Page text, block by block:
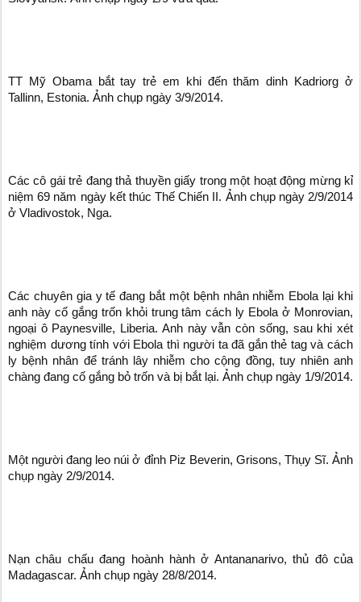
TT Mỹ Obama bắt tay trẻ em khi đến thăm dinh Kadriorg ở
Tallinn, Estonia. Ảnh chụp ngày 3/9/2014.
Các cô gái trẻ đang thả thuyền giấy trong một hoạt động mừng kỉ
niệm 69 năm ngày kết thúc Thế Chiến II. Ảnh chụp ngày 2/9/2014
ở Vladivostok, Nga.
Các chuyên gia y tế đang bắt một bệnh nhân nhiễm Ebola lại khi
anh này cố gắng trốn khỏi trung tâm cách ly Ebola ở Monrovian,
ngoại ô Paynesville, Liberia. Anh này vẫn còn sống, sau khi xét
nghiệm dương tính với Ebola thì người ta đã gắn thẻ tag và cách
ly bệnh nhân để tránh lây nhiễm cho cộng đồng, tuy nhiên anh
chàng đang cố gắng bỏ trốn và bị bắt lại. Ảnh chụp ngày 1/9/2014.
Một người đang leo núi ở đỉnh Piz Beverin, Grisons, Thụy Sĩ. Ảnh
chụp ngày 2/9/2014.
Nạn châu chấu đang hoành hành ở Antananarivo, thủ đô của
Madagascar. Ảnh chụp ngày 28/8/2014.